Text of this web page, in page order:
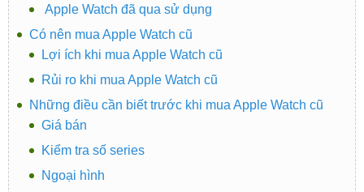
Apple Watch đã qua sử dụng
Có nên mua Apple Watch cũ
Lợi ích khi mua Apple Watch cũ
Rủi ro khi mua Apple Watch cũ
Những điều cần biết trước khi mua Apple Watch cũ
Giá bán
Kiểm tra số series
Ngoại hình